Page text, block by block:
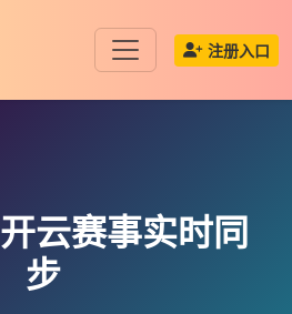
注册入口
开云赛事实时同
步